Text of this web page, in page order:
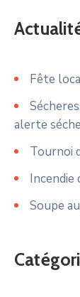
Fête
alerte
Tournoi
Soupe